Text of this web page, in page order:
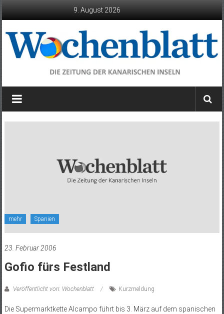
9. August 2026
Wochenblatt
die
mehr Spanien
23. Februar 2006
Gofio fürs Festland
Veröffentlicht von: Wochenblatt Kurzmeldung
Die Supermarktkette Alcampo führt bis 3. März auf dem spanischen